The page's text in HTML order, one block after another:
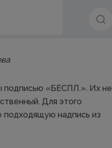
подписью «БЕСПЛ.». Их не
Для этого
подходящую надпись из